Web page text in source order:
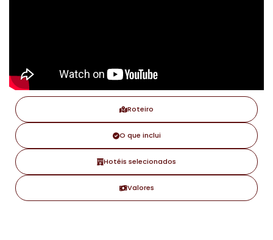
Roteiro
O que inclui
Hotéis selecionados
Valores